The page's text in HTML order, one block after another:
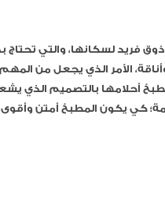
فريد لسكانها، والتي تحتاج
الأمر الذي يجعل من
أحلامها بالتصميم الذي
كي يكون المطبخ أمتن